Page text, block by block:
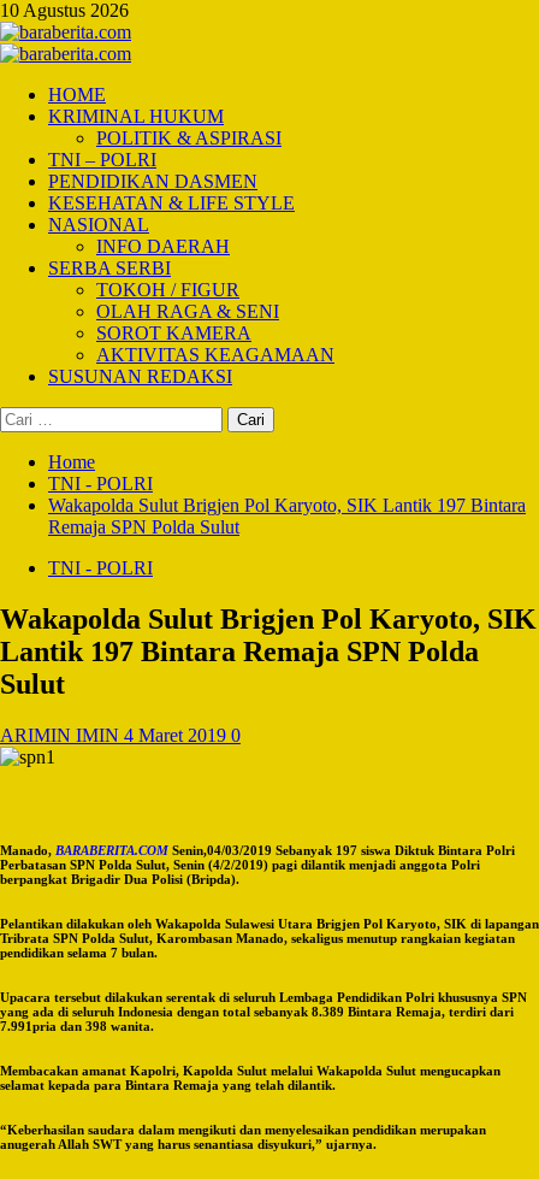
Skip
to
content
10 Agustus 2026
Primary
HOME
KRIMINAL HUKUM
POLITIK & ASPIRASI
TNI – POLRI
PENDIDIKAN DASMEN
KESEHATAN & LIFE STYLE
NASIONAL
INFO DAERAH
SERBA SERBI
TOKOH / FIGUR
OLAH RAGA & SENI
SOROT KAMERA
AKTIVITAS KEAGAMAAN
SUSUNAN REDAKSI
Cari
untuk:
Home
TNI - POLRI
Wakapolda Sulut Brigjen Pol Karyoto, SIK Lantik 197 Bintara
Remaja SPN Polda Sulut
TNI - POLRI
Wakapolda Sulut Brigjen Pol Karyoto, SIK
Lantik 197 Bintara Remaja SPN Polda
Sulut
ARIMIN IMIN 4 Maret 2019 0
Manado, BARABERITA.COM Senin,04/03/2019 Sebanyak 197 siswa Diktuk Bintara Polri
Perbatasan SPN Polda Sulut, Senin (4/2/2019) pagi dilantik menjadi anggota Polri
berpangkat Brigadir Dua Polisi (Bripda).
Pelantikan dilakukan oleh Wakapolda Sulawesi Utara Brigjen Pol Karyoto, SIK di lapangan
Tribrata SPN Polda Sulut, Karombasan Manado, sekaligus menutup rangkaian kegiatan
pendidikan selama 7 bulan.
Upacara tersebut dilakukan serentak di seluruh Lembaga Pendidikan Polri khususnya SPN
yang ada di seluruh Indonesia dengan total sebanyak 8.389 Bintara Remaja, terdiri dari
7.991pria dan 398 wanita.
Membacakan amanat Kapolri, Kapolda Sulut melalui Wakapolda Sulut mengucapkan
selamat kepada para Bintara Remaja yang telah dilantik.
“Keberhasilan saudara dalam mengikuti dan menyelesaikan pendidikan merupakan
anugerah Allah SWT yang harus senantiasa disyukuri,” ujarnya.